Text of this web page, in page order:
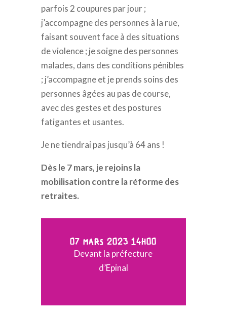
parfois 2 coupures par jour ;
j’accompagne des personnes à la rue,
faisant souvent face à des situations
de violence ; je soigne des personnes
malades, dans des conditions pénibles
; j’accompagne et je prends soins des
personnes âgées au pas de course,
avec des gestes et des postures
fatigantes et usantes.
Je ne tiendrai pas jusqu’à 64 ans !
Dès le 7 mars, je rejoins la
mobilisation contre la réforme des
retraites.
07 MARS 2023 14H00
Devant la préfecture
d’Epinal